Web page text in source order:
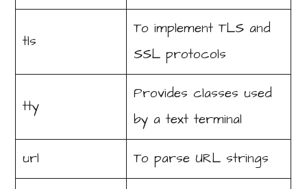
tls
To implement TLS and
SSL protocols
tty
Provides classes used
by a text terminal
url To parse URL strings